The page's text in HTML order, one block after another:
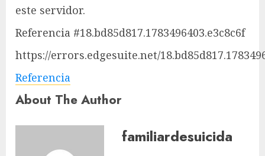
este servidor.
Referencia #18.bd85d817.1783496403.e3c8c6f
https://errors.edgesuite.net/
Referencia
About The Author
familiardesuicida